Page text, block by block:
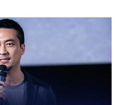
เรียกน้ำย่อย หลังก่อนหน้านี้
นแล้ว ซึ่ง ภาคย์ รับบทโดย
มทินี” รับบทโดย แซมมี่ เคา
แพ้กันก็ลงล็อกลงตัวที่ “ปิ๊บ-
งยศ” พร้อมด้วยตัวแม่ บุ๋ม-
กว่า25 ปี งานนี้ออร่าปัง